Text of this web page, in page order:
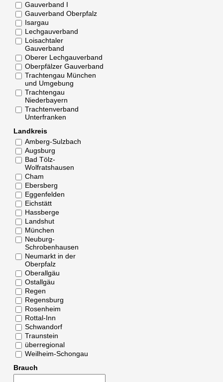
Gauverband I
Gauverband Oberpfalz
Isargau
Lechgauverband
Loisachtaler
Gauverband
Oberer Lechgauverband
Oberpfälzer Gauverband
Trachtengau München
und Umgebung
Trachtengau
Niederbayern
Trachtenverband
Unterfranken
Landkreis
Amberg-Sulzbach
Augsburg
Bad Tölz-
Wolfratshausen
Cham
Ebersberg
Eggenfelden
Eichstätt
Hassberge
Landshut
München
Neuburg-
Schrobenhausen
Neumarkt in der
Oberpfalz
Oberallgäu
Ostallgäu
Regen
Regensburg
Rosenheim
Rottal-Inn
Schwandorf
Traunstein
überregional
Weilheim-Schongau
Brauch